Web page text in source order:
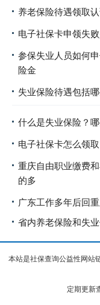
养老保险待遇领取
电子社保卡申领失
参保失业人员如何
险金
失业保险待遇包括
什么是失业保险？
电子社保卡怎么领
重庆自由职业缴费
的多
广东工作多年后回
省内养老保险和失
本站是社保查询公益性网站
定期更新